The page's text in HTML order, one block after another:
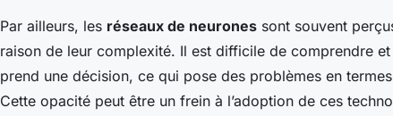
Par ailleurs, les réseaux de neurones sont souvent
raison de leur complexité. Il est difficile de comprendre et
prend une décision, ce qui pose des problèmes en
Cette opacité peut être un frein à l’adoption de ces